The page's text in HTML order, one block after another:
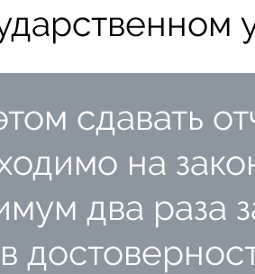
сдавать
на
два раза